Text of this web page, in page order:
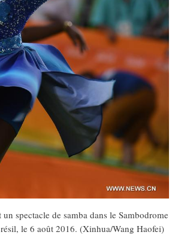
un spectacle de samba dans le Sambodrome
le 6 août 2016. (Xinhua/Wang Haofei)